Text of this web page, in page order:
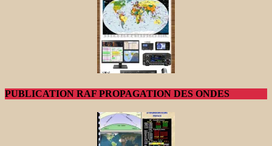
PUBLICATION RAF PROPAGATION DES ONDES